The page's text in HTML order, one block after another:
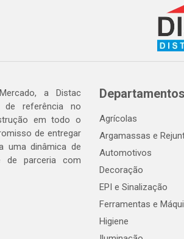
a Distac
de referência no
em todo o
de entregar
uma dinâmica de
de parceria com
Departamentos
Agrícolas
Argamassas e
Automotivos
Decoração
EPI e Sinalização
Ferramentas e
Higiene